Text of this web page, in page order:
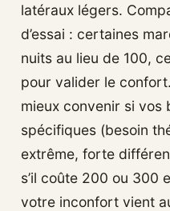
latéraux légers.
d’essai : certaines
nuits au lieu de 100,
pour valider le
mieux convenir si vos
spécifiques (besoin
extrême, forte
s’il coûte 200 ou 300
votre inconfort vient